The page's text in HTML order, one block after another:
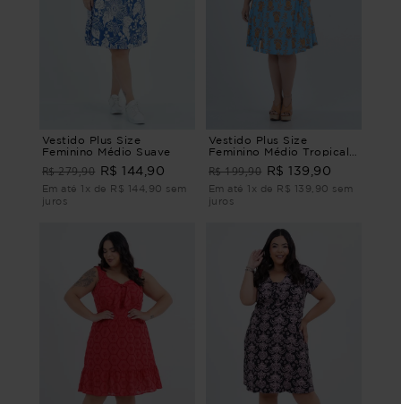
Vestido Plus Size
Feminino Médio Suave
R$ 279,90 R$ 144,90
Em até 1x de R$ 144,90 sem
juros
Vestido Plus Size
Feminino Médio Tropicale
VESTIDO MÉDIO
TROPICALE G - 46
R$ 199,90 R$ 139,90
Em até 1x de R$ 139,90 sem
juros